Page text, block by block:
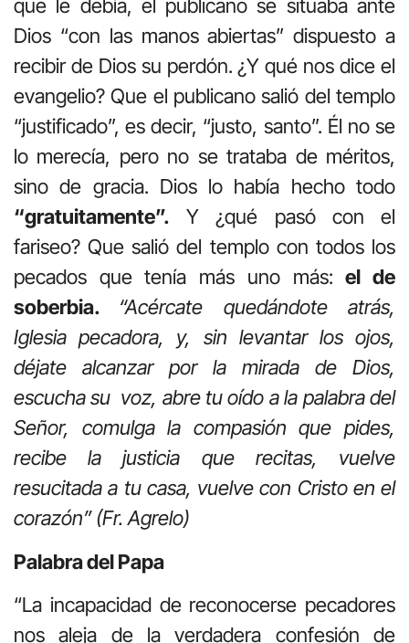
que le debía, el publicano se situaba ante
Dios “con las manos abiertas” dispuesto a
recibir de Dios su perdón. ¿Y qué nos dice el
evangelio? Que el publicano salió del templo
“justificado”, es decir, “justo, santo”. Él no se
lo merecía, pero no se trataba de méritos,
sino de gracia. Dios lo había hecho todo
“gratuitamente”. Y ¿qué pasó con el
fariseo? Que salió del templo con todos los
pecados que tenía más uno más:el de
soberbia. “Acércate quedándote atrás,
Iglesia pecadora, y, sin levantar los ojos,
déjate alcanzar por la mirada de Dios,
escucha su voz, abre tu oído a la palabra del
Señor, comulga la compasión que pides,
recibe la justicia que recitas, vuelve
resucitada a tu casa, vuelve con Cristo en el
corazón” (Fr. Agrelo)
Palabra del Papa
“La incapacidad de reconocerse pecadores
nos aleja de la verdadera confesión de